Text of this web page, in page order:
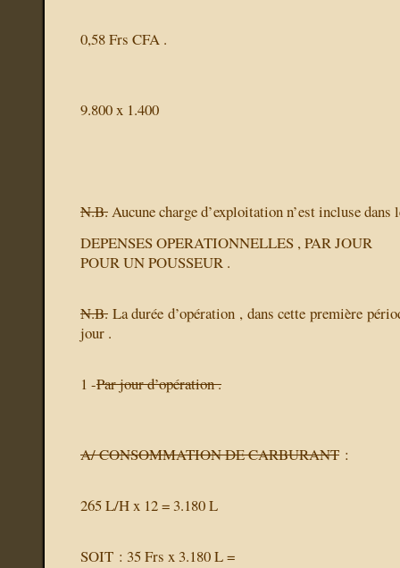
0,58 Frs CFA .
9.800 x 1.400
N.B.Aucune charge d’exploitation n’est incluse dans
DEPENSES OPERATIONNELLES , PAR JOUR
POUR UN POUSSEUR .
N.B. La durée d’opération , dans cette première
jour .
1 -Par jour d’opération .
A/ CONSOMMATION DE CARBURANT :
265 L/H x 12 = 3.180 L
SOIT : 35 Frs x 3.180 L =